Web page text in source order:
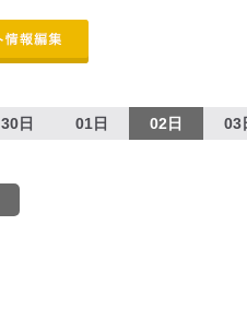
30日 01日 02日 03